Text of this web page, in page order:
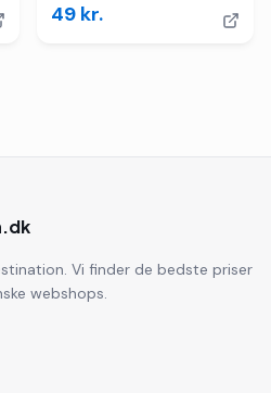
49 kr.
Vi finder de bedste priser
webshops.